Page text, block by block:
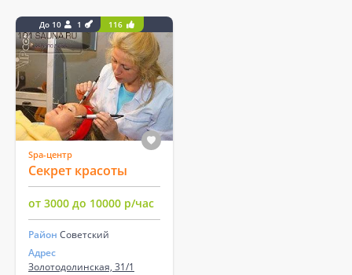
До 10 1 116
Spa-центр
Секрет красоты
от 3000 до 10000 р/час
Район Советский
Адрес
Золотодолинская, 31/1